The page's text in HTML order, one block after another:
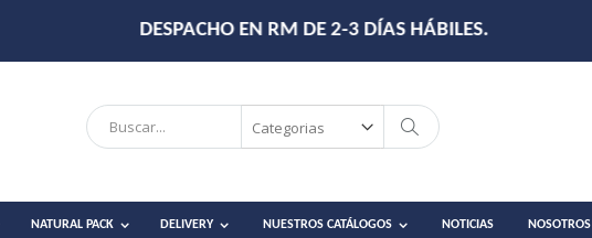
DESPACHO EN RM DE 2-3 DÍAS HÁBILES.
Search
NATURAL PACK DELIVERY NUESTROS CATÁLOGOS NOTICIAS NOSOTROS